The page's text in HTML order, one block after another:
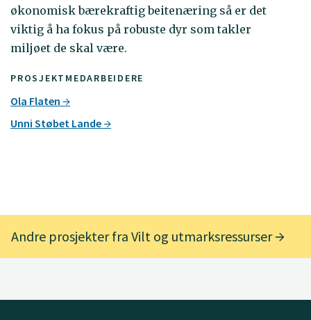
PROSJEKTMEDARBEIDERE
Ola Flaten
Unni Støbet Lande
økonomisk bærekraftig beitenæring så er det
viktig å ha fokus på robuste dyr som takler
miljøet de skal være.
Andre prosjekter fra Vilt og utmarksressurser